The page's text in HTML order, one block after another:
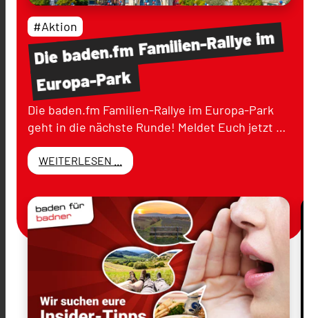
Diebaden.fmFamilien-Rallyeim
Europa-Park
#Aktion
Die baden.fm Familien-Rallye im Europa-Park
geht in die nächste Runde! Meldet Euch jetzt …
WEITERLESEN ...